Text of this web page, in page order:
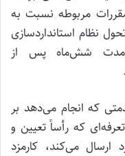
مربوطه نسبت به
نظام استانداردسازی
مدت شش‌ماه پس از
که انجام می‌دهد بر
که رأساً تعیین و
ارسال می‌کند، کارمزد